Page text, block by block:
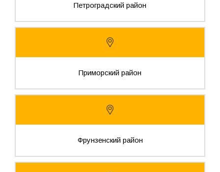
Петроградский район
Приморский район
Фрунзенский район